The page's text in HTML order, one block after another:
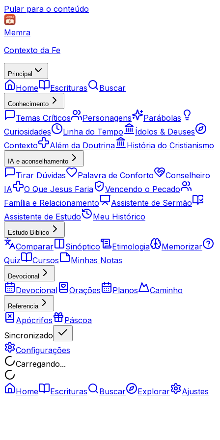
Pular para o conteúdo
Memra
Contexto da Fe
Principal
Home Escrituras Buscar
Conhecimento
Temas Críticos Personagens
Parábolas
Curiosidades
Linha do Tempo
Ídolos & Deuses
Contexto
Além da Doutrina História do Cristianismo
IA e aconselhamento
Tirar Dúvidas Palavra de Conforto
Conselheiro
IA
O Que Jesus Faria
Vencendo o Pecado
Família e Relacionamento
Assistente de Sermão
Assistente de Estudo
Meu Histórico
Estudo Biblico
Comparar Sinóptico Etimologia
Memorizar
Quiz
Cursos Minhas Notas
Devocional
Devocional Orações Planos Caminho
Referencia
Apócrifos
Páscoa
Sincronizado
Configurações
Carregando...
Home Escrituras Buscar Explorar Ajustes